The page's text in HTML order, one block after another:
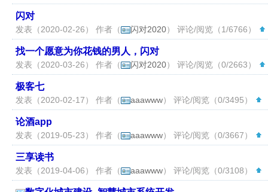
闪对
发表（2020-02-26） 作者（ 闪对2020） 评论/阅览（1/6766）
找一个愿意为你花钱的男人，闪对
发表（2020-03-26） 作者（ 闪对2020） 评论/阅览（0/2663）
极客七
发表（2020-02-17） 作者（ aaawww） 评论/阅览（0/3495）
论酒app
发表（2019-05-23） 作者（ aaawww） 评论/阅览（0/3667）
三享读书
发表（2019-04-06） 作者（ aaawww） 评论/阅览（0/3108）